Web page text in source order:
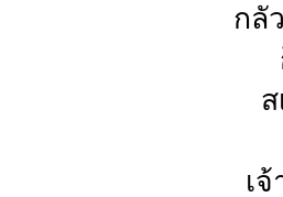
กลั
เ